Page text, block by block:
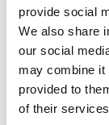
provide social
We also share
our social
may combine it
provided to
of their
Tore Nørby